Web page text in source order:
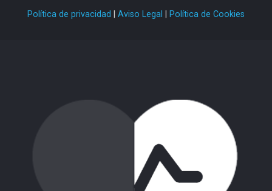
Política de privacidad | Aviso Legal | Política de Cookies